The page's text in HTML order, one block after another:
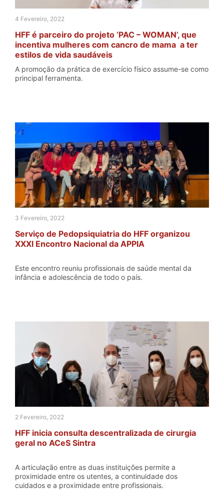
4 Fevereiro, 2022
HFF é parceiro do projeto ‘PAC – WOMAN’, que
incentiva mulheres com cancro de mama a ter
estilos de vida saudáveis
A promoção da prática de exercício físico assume-se como
principal ferramenta.
3 Fevereiro, 2022
Serviço de Pedopsiquiatria do HFF organizou
XXXI Encontro Nacional da APPIA
Este encontro reuniu profissionais de saúde mental da
infância e adolescência de todo o país.
2 Fevereiro, 2022
HFF inicia consulta descentralizada de cirurgia
geral no ACeS Sintra
A articulação entre as duas instituições permite a
proximidade entre os utentes, a continuidade dos
cuidados e a proximidade entre profissionais.